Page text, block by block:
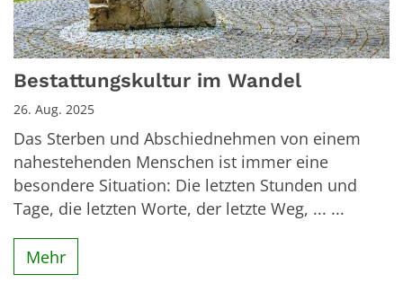
Bestattungskultur im Wandel
26. Aug. 2025
Das Sterben und Abschiednehmen von einem
nahestehenden Menschen ist immer eine
besondere Situation: Die letzten Stunden und
Tage, die letzten Worte, der letzte Weg, ... ...
Mehr